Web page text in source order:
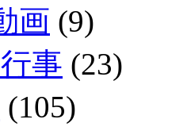
画 (9)
事 (23)
(105)